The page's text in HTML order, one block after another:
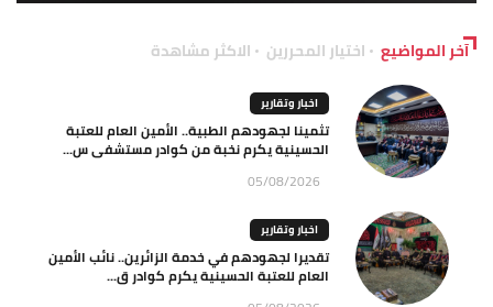
آخر المواضيع اختيار المحررين الاكثر مشاهدة
اخبار وتقارير
تثمينا لجهودهم الطبية.. الأمين العام للعتبة
الحسينية يكرم نخبة من كوادر مستشفى س...
05/08/2026
اخبار وتقارير
تقديرا لجهودهم في خدمة الزائرين.. نائب الأمين
العام للعتبة الحسينية يكرم كوادر ق...